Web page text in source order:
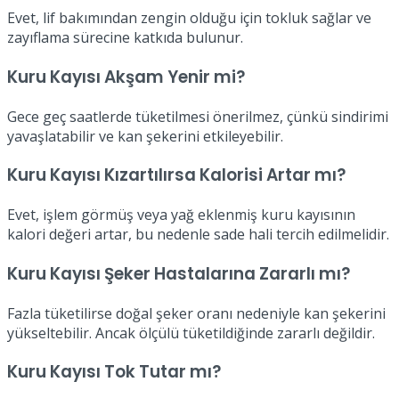
Evet, lif bakımından zengin olduğu için tokluk sağlar ve
zayıflama sürecine katkıda bulunur.
Kuru Kayısı Akşam Yenir mi?
Gece geç saatlerde tüketilmesi önerilmez, çünkü sindirimi
yavaşlatabilir ve kan şekerini etkileyebilir.
Kuru Kayısı Kızartılırsa Kalorisi Artar mı?
Evet, işlem görmüş veya yağ eklenmiş kuru kayısının
kalori değeri artar, bu nedenle sade hali tercih edilmelidir.
Kuru Kayısı Şeker Hastalarına Zararlı mı?
Fazla tüketilirse doğal şeker oranı nedeniyle kan şekerini
yükseltebilir. Ancak ölçülü tüketildiğinde zararlı değildir.
Kuru Kayısı Tok Tutar mı?